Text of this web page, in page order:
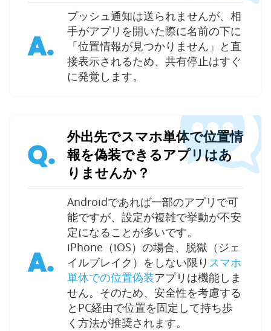
A.
プッシュ通知は送られませんが、相
手がアプリを開いた際に名前の下に
「位置情報が見つかりません」と直
接表示されるため、共有停止はすぐ
に発覚します。
Q.
外出先でスマホ単体で位置情
報を偽装できるアプリはあ
りませんか？
A.
Androidであれば一部のアプリで可
能ですが、設定が複雑で挙動が不安
定になることが多いです。
iPhone（iOS）の場合、脱獄（ジェ
イルブレイク）をしない限り スマホ
単体での位置偽装アプリは機能しま
せん。そのため、安全性を考慮する
とPC経由で位置を固定して持ち歩
く方法が推奨されます。